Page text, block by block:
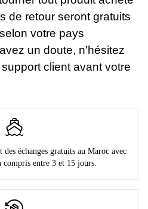
de retour seront gratuits
votre pays
un doute, n'hésitez
client avant votre
échanges gratuits au Maroc avec
entre 3 et 15 jours.